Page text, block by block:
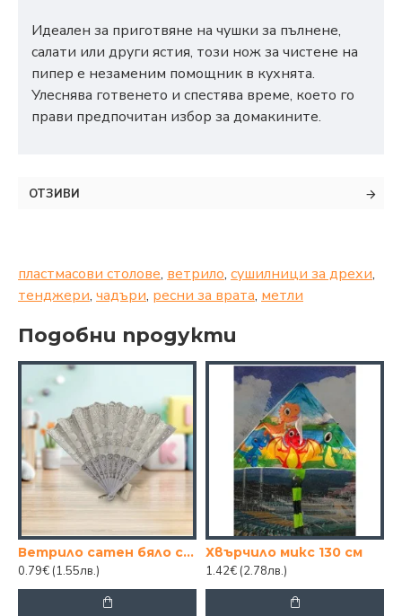
Идеален за приготвяне на чушки за пълнене,
салати или други ястия, този нож за чистене на
пипер е незаменим помощник в кухнята.
Улеснява готвенето и спестява време, което го
прави предпочитан избор за домакините.
ОТЗИВИ
пластмасови столове, ветрило, сушилници за дрехи,
тенджери, чадъри, ресни за врата, метли
Подобни продукти
Ветрило сатен бяло със сребро
0.79€ (1.55лв.)
Хвърчило микс 130 см
1.42€ (2.78лв.)